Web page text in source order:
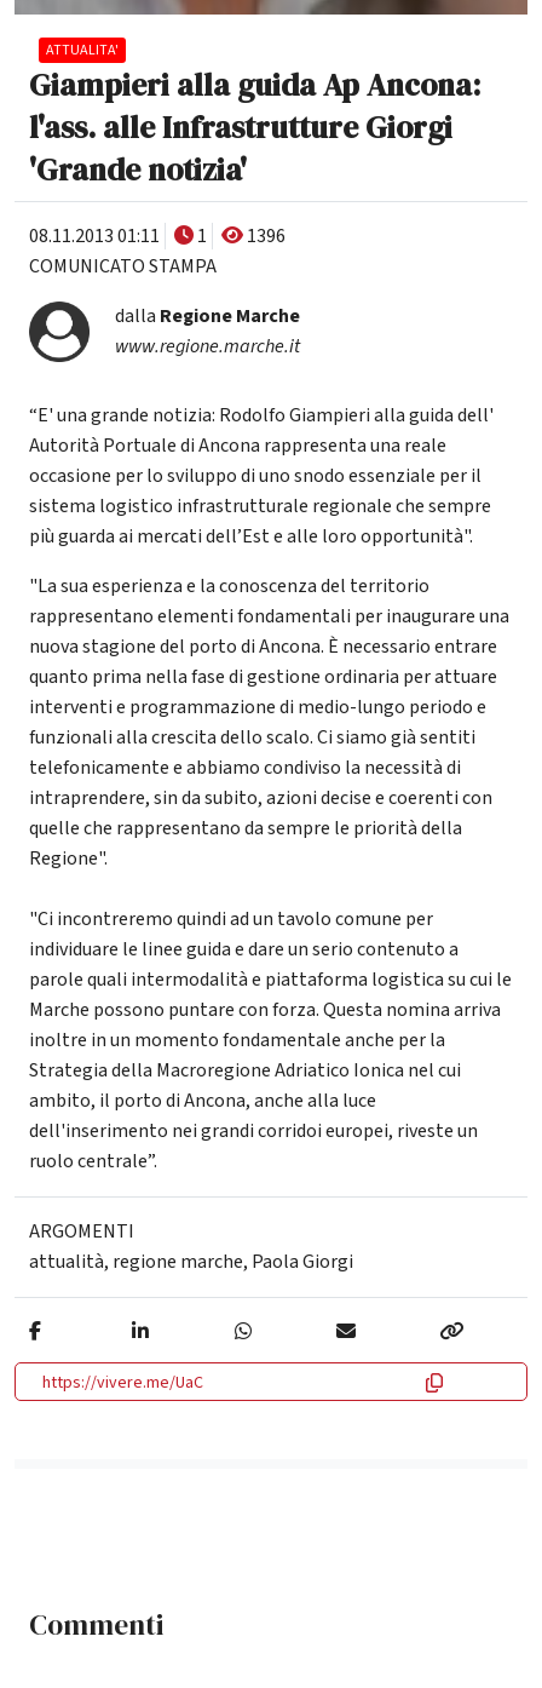
ATTUALITA'
Giampieri alla guida Ap Ancona:
l'ass. alle Infrastrutture Giorgi
'Grande notizia'
08.11.2013 01:11 1
1396
COMUNICATO STAMPA
dalla Regione Marche
www.regione.marche.it
“E' una grande notizia: Rodolfo Giampieri alla guida dell'
Autorità Portuale di Ancona rappresenta una reale
occasione per lo sviluppo di uno snodo essenziale per il
sistema logistico infrastrutturale regionale che sempre
più guarda ai mercati dell’Est e alle loro opportunità".
"La sua esperienza e la conoscenza del territorio
rappresentano elementi fondamentali per inaugurare una
nuova stagione del porto di Ancona. È necessario entrare
quanto prima nella fase di gestione ordinaria per attuare
interventi e programmazione di medio-lungo periodo e
funzionali alla crescita dello scalo. Ci siamo già sentiti
telefonicamente e abbiamo condiviso la necessità di
intraprendere, sin da subito, azioni decise e coerenti con
quelle che rappresentano da sempre le priorità della
Regione".
"Ci incontreremo quindi ad un tavolo comune per
individuare le linee guida e dare un serio contenuto a
parole quali intermodalità e piattaforma logistica su cui le
Marche possono puntare con forza. Questa nomina arriva
inoltre in un momento fondamentale anche per la
Strategia della Macroregione Adriatico Ionica nel cui
ambito, il porto di Ancona, anche alla luce
dell'inserimento nei grandi corridoi europei, riveste un
ruolo centrale”.
ARGOMENTI
attualità, regione marche, Paola Giorgi
https://vivere.me/UaC
Commenti